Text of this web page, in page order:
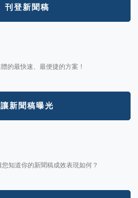
刊登新聞稿
的最快速、最便捷的方案！
讓新聞稿曝光
知道你的新聞稿成效表現如何？